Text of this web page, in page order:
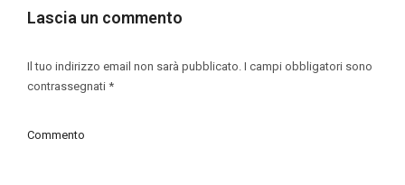
Lascia un commento
Il tuo indirizzo email non sarà pubblicato. I campi obbligatori sono
contrassegnati *
Commento